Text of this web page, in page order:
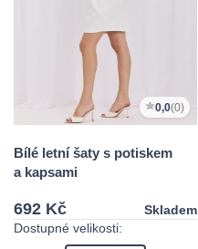
0,0(0)
Bílé letní šaty s potiskem
a kapsami
692 Kč
Skladem
Dostupné velikosti: